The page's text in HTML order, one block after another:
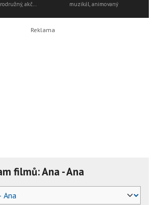
thriller, komedie, dobrodružný, akční muzikál, animovaný
filmů: Ana - Ana